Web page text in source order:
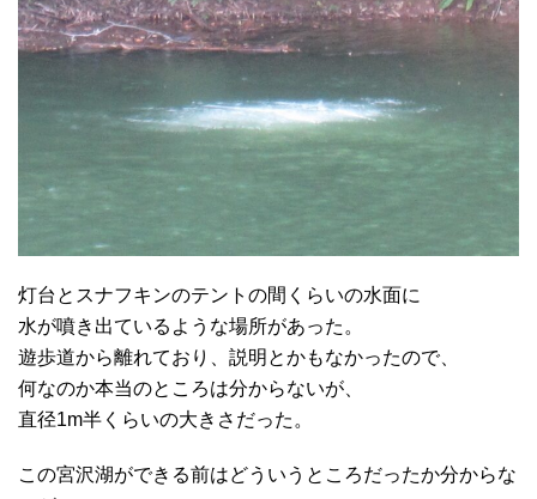
灯台とスナフキンのテントの間くらいの水面に
水が噴き出ているような場所があった。
遊歩道から離れており、説明とかもなかったので、
何なのか本当のところは分からないが、
直径1m半くらいの大きさだった。
この宮沢湖ができる前はどういうところだったか分からな